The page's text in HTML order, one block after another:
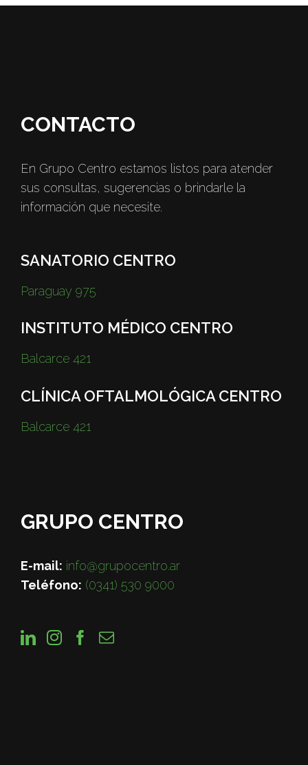
CONTACTO
En Grupo Centro estamos listos para atender
sus consultas, sugerencias o brindarle la
información que necesite.
SANATORIO CENTRO
Paraguay 975
INSTITUTO MÉDICO CENTRO
Balcarce 421
CLÍNICA OFTALMOLÓGICA CENTRO
Balcarce 421
GRUPO CENTRO
E-mail: info@grupocentro.ar
Teléfono: (0341) 530 9000